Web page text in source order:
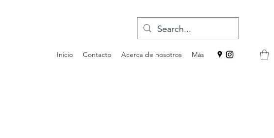
Inicio Contacto Acerca de nosotros Más